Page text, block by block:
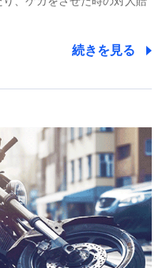
株式会社
）
式会社
株式会社
)
続きを見る